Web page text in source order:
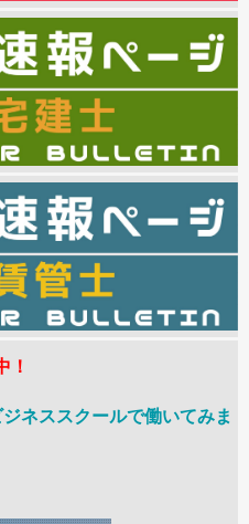
！
ネススクールで働いてみま